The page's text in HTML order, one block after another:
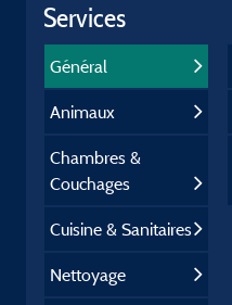
Services
Général
Animaux
Chambres &
Couchages
Cuisine & Sanitaires
Nettoyage